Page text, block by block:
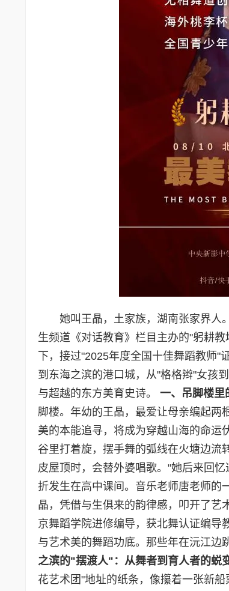
她叫王晶，土家族，湖南张家界人
生频道《对话教育》栏目主办的"躬耕
下，接过"2025年度全国十佳舞蹈教师"
到东海之滨的港口城，从"格格辫"女孩
与超越的东方美育史诗。 一、吊脚楼里
脚楼。年幼的王晶，最爱让母亲编起两
美的本能追寻，将成为穿越山海的命运
谷里打着旋，摆手舞的弧线在火塘边流
皮屋顶时，会替外婆唱歌。"她后来回
折发生在高中课间。音乐老师唐老师的
晶，凭借与生俱来的韵律感，叩开了艺
京舞蹈学院进修编导，获北舞认证编导
与艺术美的舞蹈功底。那些年在沅江边
之滨的"摆渡人" ：从舞者到育人者的蜕
花艺术团"地址的纸条，像攥着一张新